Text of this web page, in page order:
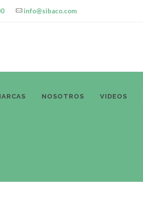
info@sibaco.com
NOSOTROS VIDEOS